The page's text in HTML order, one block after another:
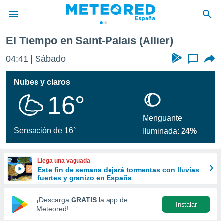
de
por
se
calidad.
a este
las
y
forma
digital
basada
El Tiempo en Saint-Palais (Allier)
04:41 Sábado ...
Nubes y claros
16°
Sensación de 16°
Menguante
Iluminada:24%
Llega una vaguada
Este fin de semana dejará tormentas con lluvias
fuertes y granizo en España
¡Descarga GRATIS la app de
Meteored!
Instalar